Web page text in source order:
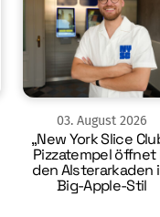
03. August 2026
„New York Slice
Pizzatempel öffnet
den Alsterarkaden
Big-Apple-Stil